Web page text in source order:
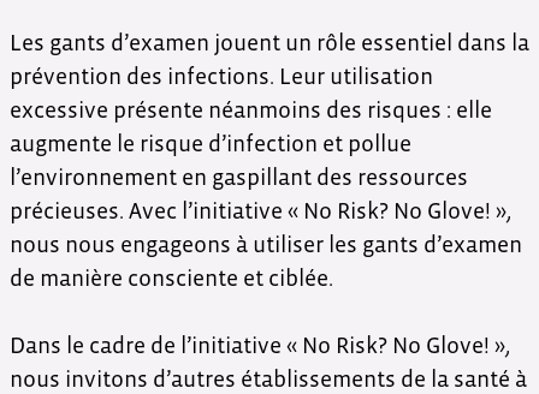
Les gants d’examen jouent un rôle essentiel dans la
prévention des infections. Leur utilisation
excessive présente néanmoins des risques : elle
augmente le risque d’infection et pollue
l’environnement en gaspillant des ressources
précieuses. Avec l’initiative « No Risk? No Glove! »,
nous nous engageons à utiliser les gants d’examen
de manière consciente et ciblée.
Dans le cadre de l’initiative « No Risk? No Glove! »,
nous invitons d’autres établissements de la santé à